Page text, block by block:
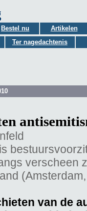
Bestel nu
Artikelen
Ter nagedachtenis
verscheen
van de